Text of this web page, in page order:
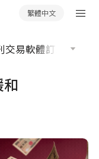
繁體中文
交易軟體訂單流